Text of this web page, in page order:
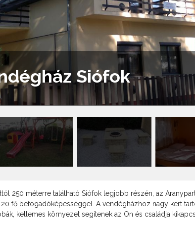
Siófok
250 méterre található Siófok legjobb részén, az
fő befogadóképességgel. A vendégházhoz nagy kert
kellemes környezet segítenek az Ön és családja